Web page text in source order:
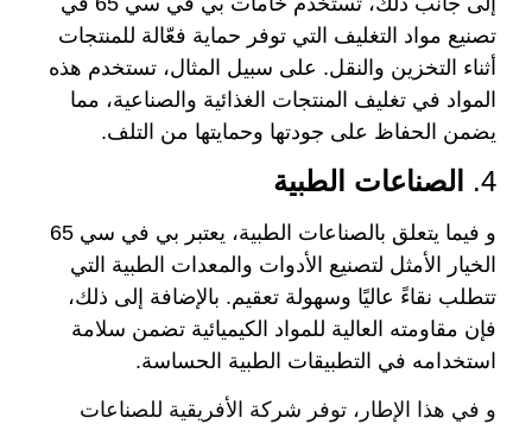
تصنيع مواد التغليف التي توفر حماية فعّالة للمنتجات
أثناء التخزين والنقل. على سبيل المثال، تستخدم هذه
المواد في تغليف المنتجات الغذائية والصناعية، مما
يضمن الحفاظ على جودتها وحمايتها من التلف.
4. الصناعات الطبية
و فيما يتعلق بالصناعات الطبية، يعتبر بي في سي 65
الخيار الأمثل لتصنيع الأدوات والمعدات الطبية التي
تتطلب نقاءً عاليًا وسهولة تعقيم. بالإضافة إلى ذلك،
فإن مقاومته العالية للمواد الكيميائية تضمن سلامة
استخدامه في التطبيقات الطبية الحساسة.
و في هذا الإطار، توفر شركة الأفريقية للصناعات